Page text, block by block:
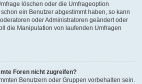
löschen oder die Umfrageoption
ein Benutzer abgestimmt haben, so kann
oder Administratoren geändert oder
die Manipulation von laufenden Umfragen
Foren nicht zugreifen?
Benutzern oder Gruppen vorbehalten sein.